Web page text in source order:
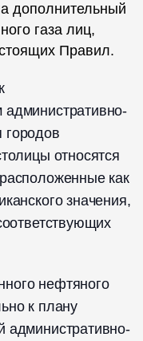
дополнительный
газа лиц,
Правил.
административно-
городов
относятся
как
значения,
нефтяного
к плану
административно-